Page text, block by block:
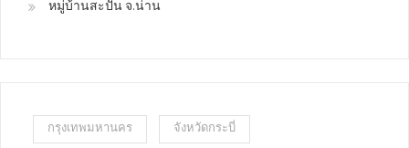
หมู่บ้านสะปัน จ.น่าน
กรุงเทพมหานคร จังหวัดกระบี่